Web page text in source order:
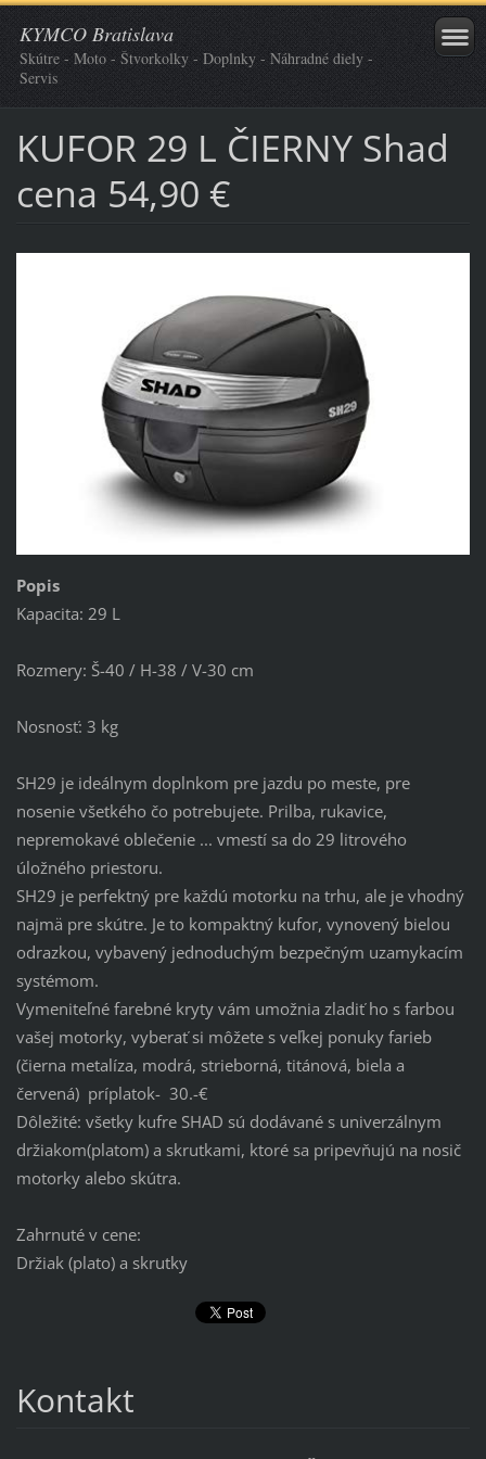
KYMCO Bratislava
Skútre - Moto - Štvorkolky - Doplnky - Náhradné diely -
Servis
KUFOR 29 L ČIERNY Shad
cena 54,90 €
Popis
Kapacita: 29 L
Rozmery: Š-40 / H-38 / V-30 cm
Nosnosť: 3 kg
SH29 je ideálnym doplnkom pre jazdu po meste, pre
nosenie všetkého čo potrebujete. Prilba, rukavice,
nepremokavé oblečenie ... vmestí sa do 29 litrového
úložného priestoru.
SH29 je perfektný pre každú motorku na trhu, ale je vhodný
najmä pre skútre. Je to kompaktný kufor, vynovený bielou
odrazkou, vybavený jednoduchým bezpečným uzamykacím
systémom.
Vymeniteľné farebné kryty vám umožnia zladiť ho s farbou
vašej motorky, vyberať si môžete s veľkej ponuky farieb
(čierna metalíza, modrá, strieborná, titánová, biela a
červená) príplatok- 30.-€
Dôležité: všetky kufre SHAD sú dodávané s univerzálnym
držiakom(platom) a skrutkami, ktoré sa pripevňujú na nosič
motorky alebo skútra.
Zahrnuté v cene:
Držiak (plato) a skrutky
Kontakt